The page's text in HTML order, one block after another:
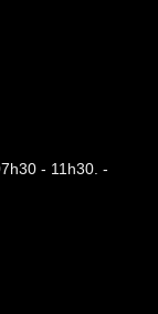
- 11h30. -